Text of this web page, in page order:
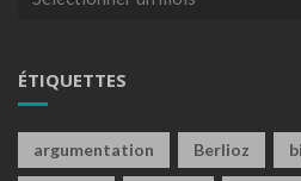
ÉTIQUETTES
argumentation Berlioz